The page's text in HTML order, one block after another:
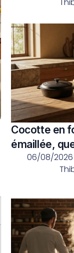
Cocotte en
émaillée,
06/08/2026